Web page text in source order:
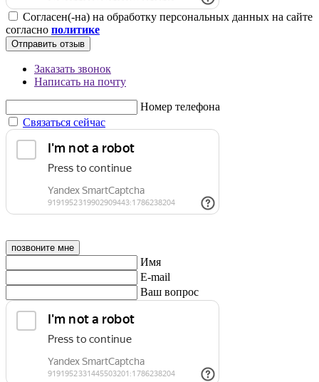
Согласен(-на) на обработку персональных данных на сайте
согласно политике
Отправить отзыв
Заказать звонок
Написать на почту
Номер телефона
Связаться сейчас
позвоните мне
Имя
E-mail
Ваш вопрос